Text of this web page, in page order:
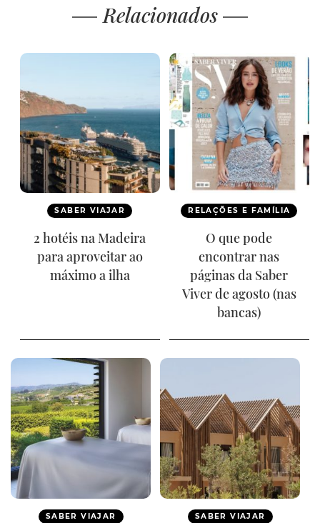
Relacionados
SABER VIAJAR
2 hotéis na Madeira
para aproveitar ao
máximo a ilha
RELAÇÕES E FAMÍLIA
O que pode
encontrar nas
páginas da Saber
Viver de agosto (nas
bancas)
SABER VIAJAR SABER VIAJAR